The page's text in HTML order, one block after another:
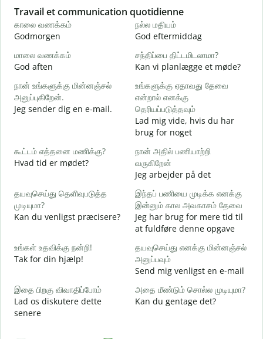
Slide 1 of 6
Travail et communication quotidienne
காலை வணக்கம்
Godmorgen
நல்ல மதியம்
God eftermiddag
மாலை வணக்கம்
God aften
சந்திப்பை திட்டமிடலாமா?
Kan vi planlægge et møde?
நான் உங்களுக்கு மின்னஞ்சல்
அனுப்புகிறேன்.
Jeg sender dig en e-mail.
உங்களுக்கு ஏதாவது தேவை
என்றால் எனக்கு
தெரியப்படுத்தவும்
Lad mig vide, hvis du har
brug for noget
கூட்டம் எத்தனை மணிக்கு?
Hvad tid er mødet?
நான் அதில் பணியாற்றி
வருகிறேன்
Jeg arbejder på det
தயவுசெய்து தெளிவுபடுத்த
முடியுமா?
Kan du venligst præcisere?
இந்தப் பணியை முடிக்க எனக்கு
இன்னும் கால அவகாசம் தேவை
Jeg har brug for mere tid til
at fuldføre denne opgave
உங்கள் உதவிக்கு நன்றி!
Tak for din hjælp!
தயவுசெய்து எனக்கு மின்னஞ்சல்
அனுப்பவும்
Send mig venligst en e-mail
இதை பிறகு விவாதிப்போம்
Lad os diskutere dette
senere
அதை மீண்டும் சொல்ல முடியுமா?
Kan du gentage det?